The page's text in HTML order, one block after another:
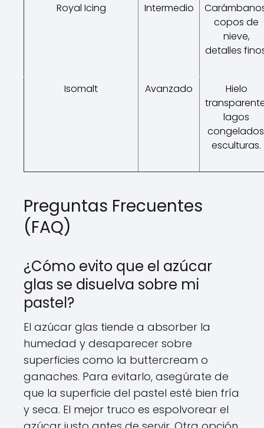
Royal Icing
Intermedio
copos de
nieve,
detalles
Isomalt Avanzado
Hielo
lagos
esculturas.
Preguntas Frecuentes
(FAQ)
¿Cómo evito que el azúcar
glas se disuelva sobre mi
pastel?
El azúcar glas tiende a absorber la
humedad y desaparecer sobre
superficies como la buttercream o
ganaches. Para evitarlo, asegúrate de
que la superficie del pastel esté bien fría
y seca. El mejor truco es espolvorear el